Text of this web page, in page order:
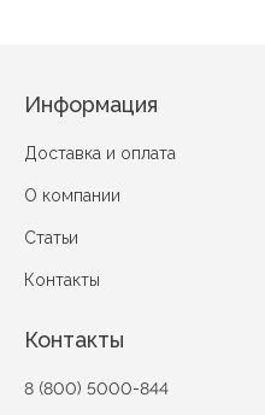
Информация
Доставка и оплата
О компании
Статьи
Контакты
Контакты
8 (800) 5000-844